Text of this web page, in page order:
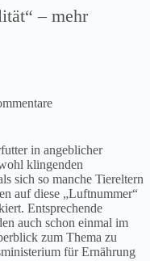
– mehr
in angeblicher
klingenden
sich so manche Tiereltern
auf diese „Luftnummer“
Entsprechende
auch schon einmal im
zum Thema zu
für Ernährung